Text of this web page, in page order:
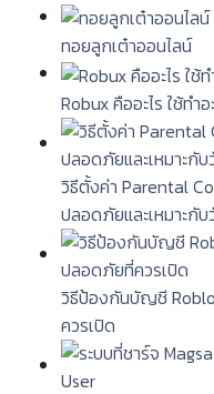
ทอยลูกเต๋าออนไลน์
Robux คืออะไร ใช้ทำ
วิธีตั้งค่า Parental
ปลอดภัยและเหมาะกับ
วิธีป้องกันบัญชี
ควรเปิด